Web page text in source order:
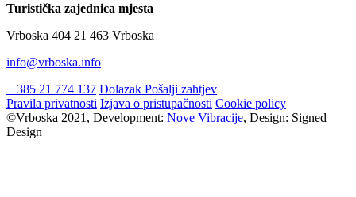
Turistička zajednica mjesta
Vrboska 404 21 463 Vrboska
info@vrboska.info
+ 385 21 774 137 Dolazak Pošalji zahtjev
Pravila privatnosti Izjava o pristupačnosti Cookie policy
©Vrboska 2021, Development: Nove Vibracije, Design: Signed
Design